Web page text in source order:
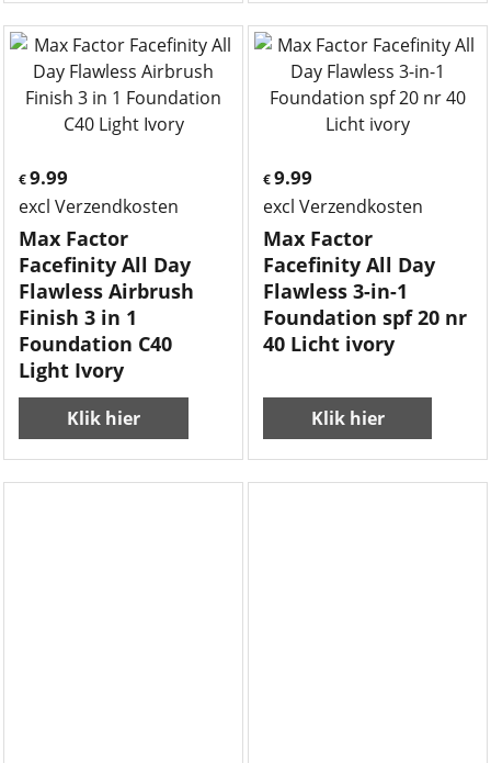
€ 9.99
excl Verzendkosten
Max Factor
Facefinity All Day
Flawless Airbrush
Finish 3 in 1
Foundation C40
Light Ivory
Klik hier
€9.99
excl Verzendkosten
Max Factor
Facefinity All Day
Flawless 3-in-1
Foundation spf 20 nr
40 Licht ivory
Klik hier